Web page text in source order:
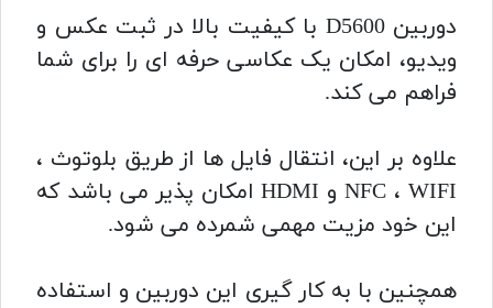
دوربین D5600 با کیفیت بالا در ثبت عکس و
ویدیو، امکان یک عکاسی حرفه ای را برای شما
فراهم می کند.
علاوه بر این، انتقال فایل ها از طریق بلوتوث ،
NFC ، WIFI و HDMI امکان پذیر می باشد که
این خود مزیت مهمی شمرده می شود.
همچنین با به کار گیری این دوربین و استفاده